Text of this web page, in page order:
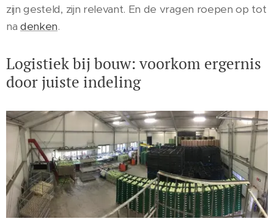
zijn gesteld, zijn relevant. En de vragen roepen op tot
nadenken.
Logistiek bij bouw: voorkom ergernis
door juiste indeling